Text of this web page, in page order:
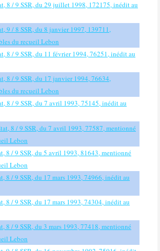
8 / 9 SSR, du 29 juillet 1998, 172175, inédit au
9 / 8 SSR, du 8 janvier 1997, 139711,
du recueil Lebon
8 / 9 SSR, du 11 février 1994, 76251, inédit au
8 / 9 SSR, du 17 janvier 1994, 76634,
du recueil Lebon
8 / 9 SSR, du 7 avril 1993, 75145, inédit au
8 / 9 SSR, du 7 avril 1993, 77587, mentionné
Lebon
8 / 9 SSR, du 5 avril 1993, 81643, mentionné
Lebon
8 / 9 SSR, du 17 mars 1993, 74966, inédit au
8 / 9 SSR, du 17 mars 1993, 74304, inédit au
8 / 9 SSR, du 3 mars 1993, 77418, mentionné
Lebon